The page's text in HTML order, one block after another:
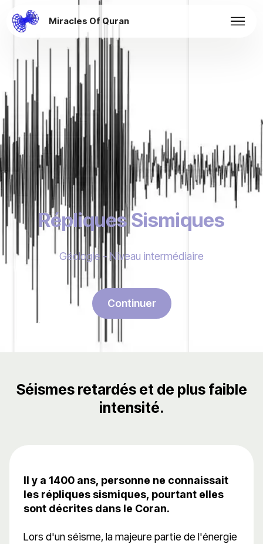
Miracles Of Quran
Répliques Sismiques
Géologie - Niveau intermédiaire
Continuer
Séismes retardés et de plus faible
intensité.
Il y a 1400 ans, personne ne connaissait
les répliques sismiques, pourtant elles
sont décrites dans le Coran.
Lors d'un séisme, la majeure partie de l'énergie